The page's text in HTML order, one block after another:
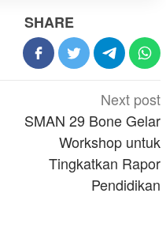
SHARE
Next post
SMAN 29 Bone Gelar
Workshop untuk
Tingkatkan Rapor
Pendidikan